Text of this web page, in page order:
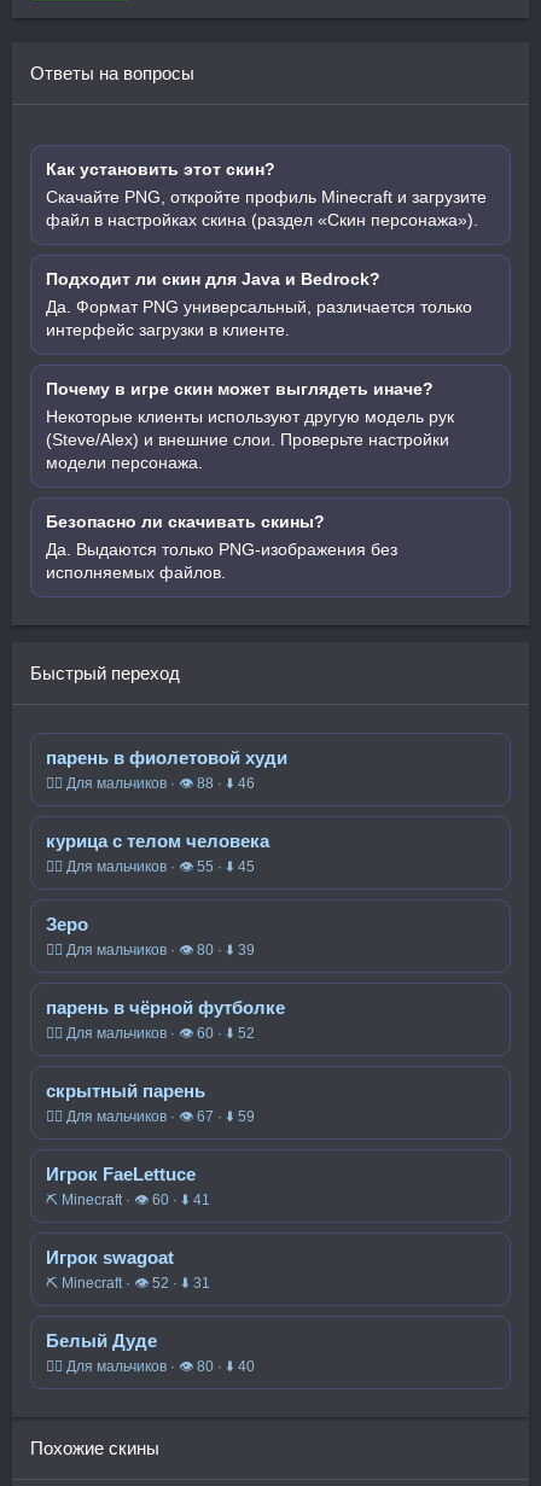
Ответы на вопросы
Как установить этот скин?
Скачайте PNG, откройте профиль Minecraft и загрузите
файл в настройках скина (раздел «Скин персонажа»).
Подходит ли скин для Java и Bedrock?
Да. Формат PNG универсальный, различается только
интерфейс загрузки в клиенте.
Почему в игре скин может выглядеть иначе?
Некоторые клиенты используют другую модель рук
(Steve/Alex) и внешние слои. Проверьте настройки
модели персонажа.
Безопасно ли скачивать скины?
Да. Выдаются только PNG-изображения без
исполняемых файлов.
Быстрый переход
парень в фиолетовой худи
🧍‍♂️ Для мальчиков · 👁 88 · ⬇ 46
курица с телом человека
🧍‍♂️ Для мальчиков · 👁 55 · ⬇ 45
Зеро
🧍‍♂️ Для мальчиков · 👁 80 · ⬇ 39
парень в чёрной футболке
🧍‍♂️ Для мальчиков · 👁 60 · ⬇ 52
скрытный парень
🧍‍♂️ Для мальчиков · 👁 67 · ⬇ 59
Игрок FaeLettuce
⛏️ Minecraft · 👁 60 · ⬇ 41
Игрок swagoat
⛏️ Minecraft · 👁 52 · ⬇ 31
Белый Дуде
🧍‍♂️ Для мальчиков · 👁 80 · ⬇ 40
Похожие скины